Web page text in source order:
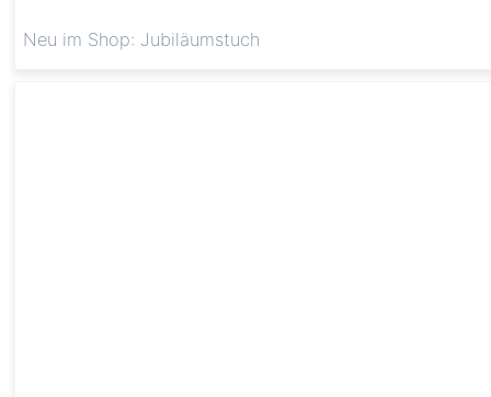
Neu im Shop: Jubiläumstuch